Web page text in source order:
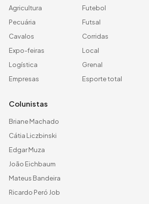
Agricultura
Pecuária
Cavalos
Expo-feiras
Logística
Empresas
Futebol
Futsal
Corridas
Local
Grenal
Esporte total
Colunistas
Briane Machado
Cátia Liczbinski
Edgar Muza
João Eichbaum
Mateus Bandeira
Ricardo Peró Job